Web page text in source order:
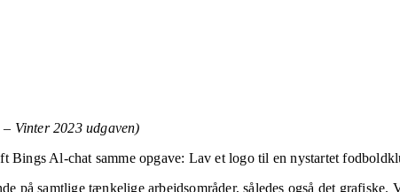
– Vinter 2023 udgaven)
Al-chat samme opgave: Lav et logo til en nystartet
på samtlige tænke­lige arbejdsområder, således også det